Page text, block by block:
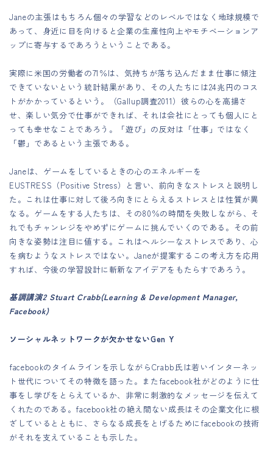
Janeの主張はもちろん個々の学習などのレベルではなく地球規模で
あって、身近に目を向けると企業の生産性向上やモチベーションア
ップに寄与するであろうということである。
実際に米国の労働者の71％は、気持ちが落ち込んだまま仕事に傾注
できていないという統計結果があり、その人たちには24兆円のコス
トがかかっているという。（Gallup調査2011）彼らの心を高揚さ
せ、楽しい気分で仕事ができれば、それは会社にとっても個人にと
っても幸せなことであろう。「遊び」の反対は「仕事」ではなく
「鬱」であるという主張である。
Janeは、ゲームをしているときの心のエネルギーを
EUSTRESS（Positive Stress）と言い、前向きなストレスと説明し
た。これは仕事に対して後ろ向きにとらえるストレスとは性質が異
なる。ゲームをする人たちは、その80％の時間を失敗しながら、そ
れでもチャンレジをやめずにゲームに挑んでいくのである。その前
向きな姿勢は注目に値する。これはヘルシーなストレスであり、心
を病むようなストレスではない。Janeが提案するこの考え方を応用
すれば、今後の学習設計に斬新なアイデアをもたらすであろう。
基調講演2 Stuart Crabb(Learning & Development Manager,
Facebook)
ソーシャルネットワークが欠かせないGen Y
facebookのタイムラインを示しながらCrabb氏は若いインターネッ
ト世代についてその特徴を語った。またfacebook社がどのように仕
事をし学びをとらえているか、非常に刺激的なメッセージを伝えて
くれたのである。facebook社の絶え間ない成長はその企業文化に根
ざしているとともに、さらなる成長をとげるためにfacebookの技術
がそれを支えていることも示した。